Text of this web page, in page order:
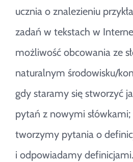
ucznia o znalezieniu
zadań w tekstach w
możliwość obcowania ze
naturalnym środowisku/
gdy staramy się stworzyć
pytań z nowymi słówkami;
tworzymy pytania o
i odpowiadamy